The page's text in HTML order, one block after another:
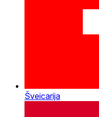
Šveicarija